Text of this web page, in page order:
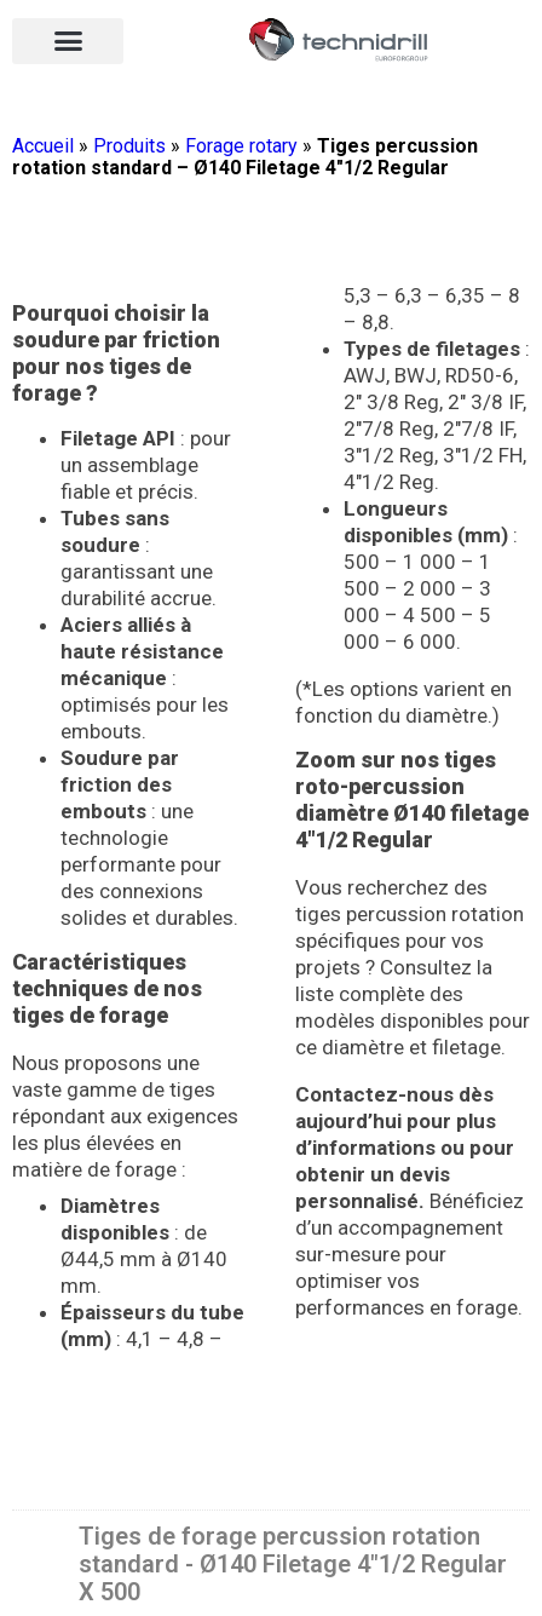
Accueil » Produits » Forage rotary » Tiges percussion
rotation standard – Ø140 Filetage 4″1/2 Regular
Pourquoi choisir la
soudure par friction
pour nos tiges de
forage ?
Filetage API : pour
un assemblage
fiable et précis.
Tubes sans
soudure :
garantissant une
durabilité accrue.
Aciers alliés à
haute résistance
mécanique :
optimisés pour les
embouts.
Soudure par
friction des
embouts : une
technologie
performante pour
des connexions
solides et durables.
Caractéristiques
techniques de nos
tiges de forage
Nous proposons une
vaste gamme de tiges
répondant aux exigences
les plus élevées en
matière de forage :
Diamètres
disponibles : de
Ø44,5 mm à Ø140
mm.
Épaisseurs du tube
(mm) : 4,1 – 4,8 –
5,3 – 6,3 – 6,35 – 8
– 8,8.
Types de filetages :
AWJ, BWJ, RD50-6,
2″ 3/8 Reg, 2″ 3/8 IF,
2″7/8 Reg, 2″7/8 IF,
3″1/2 Reg, 3″1/2 FH,
4″1/2 Reg.
Longueurs
disponibles (mm) :
500 – 1 000 – 1
500 – 2 000 – 3
000 – 4 500 – 5
000 – 6 000.
(*Les options varient en
fonction du diamètre.)
Zoom sur nos tiges
roto-percussion
diamètre Ø140 filetage
4″1/2 Regular
Vous recherchez des
tiges percussion rotation
spécifiques pour vos
projets ? Consultez la
liste complète des
modèles disponibles pour
ce diamètre et filetage.
Contactez-nous dès
aujourd’hui pour plus
d’informations ou pour
obtenir un devis
personnalisé. Bénéficiez
d’un accompagnement
sur-mesure pour
optimiser vos
performances en forage.
Tiges de forage percussion rotation
standard - Ø140 Filetage 4″1/2 Regular
X 500